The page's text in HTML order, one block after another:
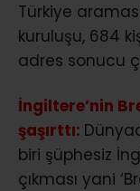
Türkiye
kuruluşu, 684
adres sonucu
İngiltere’nin
şaşırttı:
biri şüphesiz
çıkması yani